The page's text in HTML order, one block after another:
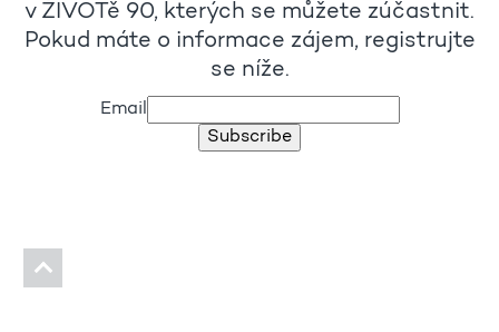
v ŽIVOTě 90, kterých se můžete zúčastnit.
Pokud máte o informace zájem, registrujte
se níže.
Email
Subscribe